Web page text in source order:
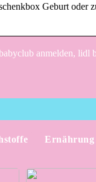
Geburt oder
anmelden, lidl
Ernährung